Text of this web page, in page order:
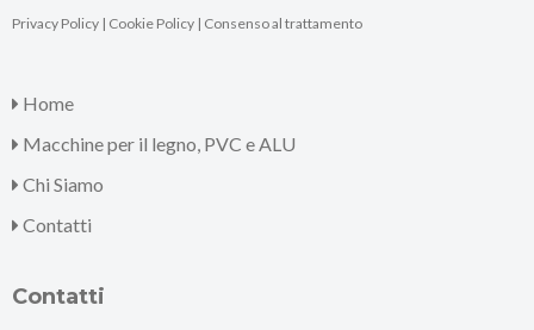
Privacy Policy | Cookie Policy | Consenso al trattamento
Home
Macchine per il legno, PVC e ALU
Chi Siamo
Contatti
Contatti